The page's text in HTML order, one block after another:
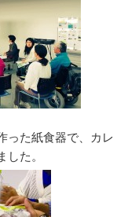
った紙食器で、カレ
た。